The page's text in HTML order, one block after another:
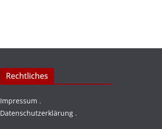
Rechtliches
Impressum .
Datenschutzerklärung .